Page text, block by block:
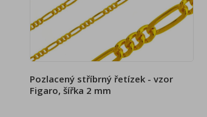
Pozlacený stříbrný řetízek - vzor
Figaro, šířka 2 mm